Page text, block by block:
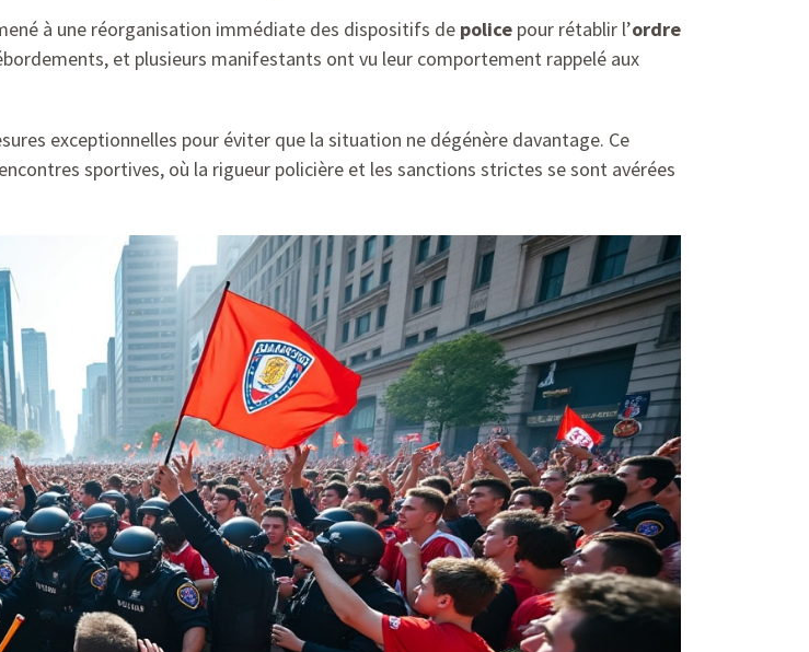
à une réorganisation immédiate des dispositifs de police pour rétablir l’ordre
et plusieurs manifestants ont vu leur comportement rappelé aux
exceptionnelles pour éviter que la situation ne dégénère davantage. Ce
sportives, où la rigueur policière et les sanctions strictes se sont avérées